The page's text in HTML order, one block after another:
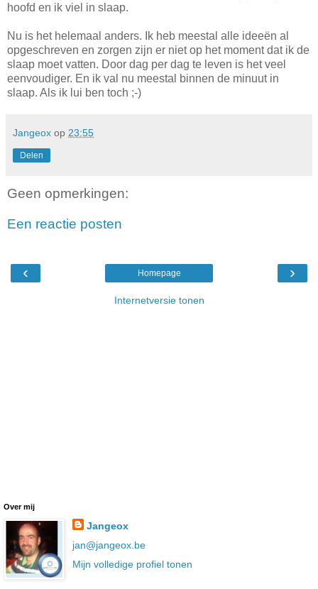
hoofd en ik viel in slaap.
Nu is het helemaal anders. Ik heb meestal alle ideeën al
opgeschreven en zorgen zijn er niet op het moment dat ik de
slaap moet vatten. Door dag per dag te leven is het veel
eenvoudiger. En ik val nu meestal binnen de minuut in
slaap. Als ik lui ben toch ;-)
Jangeox op 23:55
Delen
Geen opmerkingen:
Een reactie posten
‹ ›
Homepage
Internetversie tonen
Over mij
Jangeox
jan@jangeox.be
Mijn volledige profiel tonen